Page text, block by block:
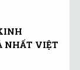
NHẤT VIỆT